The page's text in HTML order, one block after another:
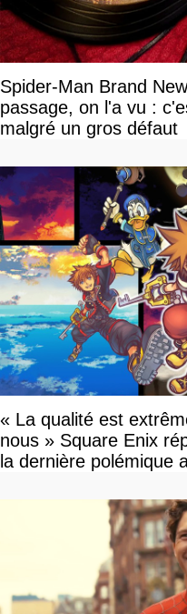
Spider-Man Brand
passage, on l'a vu :
malgré un gros défaut
« La qualité est
nous » Square Enix
la dernière polémique